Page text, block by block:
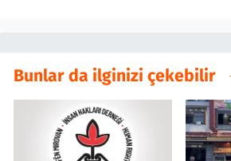
Bunlar da ilginizi çekebilir